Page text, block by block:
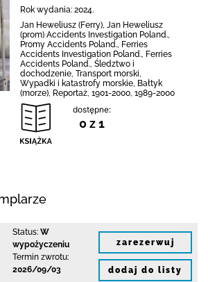
Rok wydania: 2024.
Jan Heweliusz (Ferry), Jan Heweliusz
(prom) Accidents Investigation Poland.,
Promy Accidents Poland., Ferries
Accidents Investigation Poland., Ferries
Accidents Poland., Śledztwo i
dochodzenie, Transport morski,
Wypadki i katastrofy morskie, Bałtyk
(morze), Reportaż, 1901-2000, 1989-2000
dostępne:
0 z 1
Status: W
wypożyczeniu
Termin zwrotu:
2026/09/03
zarezerwuj
dodaj do listy